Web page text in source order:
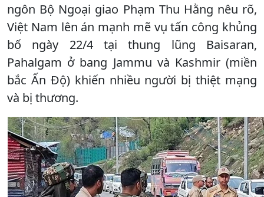
ngôn Bộ Ngoại giao Phạm Thu Hằng nêu rõ,
Việt Nam lên án mạnh mẽ vụ tấn công khủng
bố ngày 22/4 tại thung lũng Baisaran,
Pahalgam ở bang Jammu và Kashmir (miền
bắc Ấn Độ) khiến nhiều người bị thiệt mạng
và bị thương.